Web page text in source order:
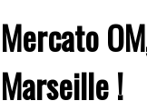
Mercato
Marseille !